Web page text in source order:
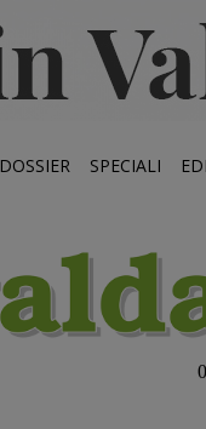
DOSSIER SPECIALI